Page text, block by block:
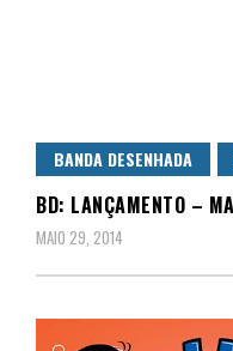
BANDA DESENHADA
BD: LANÇAMENTO –
MAIO 29, 2014